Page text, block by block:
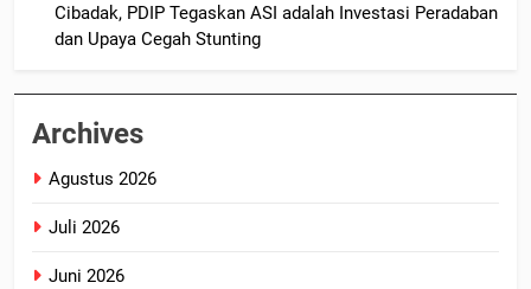
Cibadak, PDIP Tegaskan ASI adalah Investasi Peradaban
dan Upaya Cegah Stunting
Archives
Agustus 2026
Juli 2026
Juni 2026